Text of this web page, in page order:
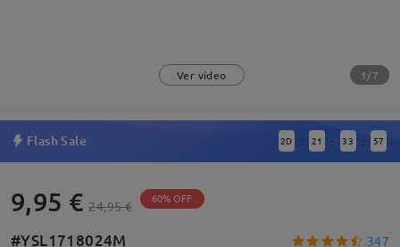
Ver vídeo 1/7
Flash Sale 2D : 21 : 33 : 57
9,95 € 24,95 € 60% OFF
#YSL1718024M 347